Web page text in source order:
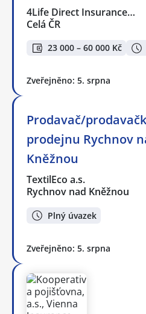
4Life Direct Insurance…
Celá ČR
23 000 – 60 000 Kč
Zveřejněno: 5. srpna
Prodavač/
prodejnu Rychnov
Kněžnou
TextilEco a.s.
Rychnov nad Kněžnou
Plný úvazek
Zveřejněno: 5. srpna